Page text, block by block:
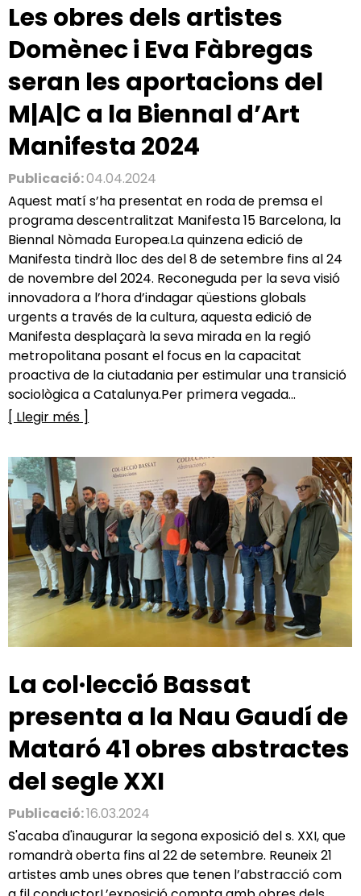
Les obres dels artistes
Domènec i Eva Fàbregas
seran les aportacions del
M|A|C a la Biennal d’Art
Manifesta 2024
Publicació:04.04.2024
Aquest matí s’ha presentat en roda de premsa el
programa descentralitzat Manifesta 15 Barcelona, la
Biennal Nòmada Europea.La quinzena edició de
Manifesta tindrà lloc des del 8 de setembre fins al 24
de novembre del 2024. Reconeguda per la seva visió
innovadora a l’hora d’indagar qüestions globals
urgents a través de la cultura, aquesta edició de
Manifesta desplaçarà la seva mirada en la regió
metropolitana posant el focus en la capacitat
proactiva de la ciutadania per estimular una transició
sociològica a Catalunya.Per primera vegada...
[ Llegir més ]
La col·lecció Bassat
presenta a la Nau Gaudí de
Mataró 41 obres abstractes
del segle XXI
Publicació:16.03.2024
S'acaba d'inaugurar la segona exposició del s. XXI, que
romandrà oberta fins al 22 de setembre. Reuneix 21
artistes amb unes obres que tenen l’abstracció com